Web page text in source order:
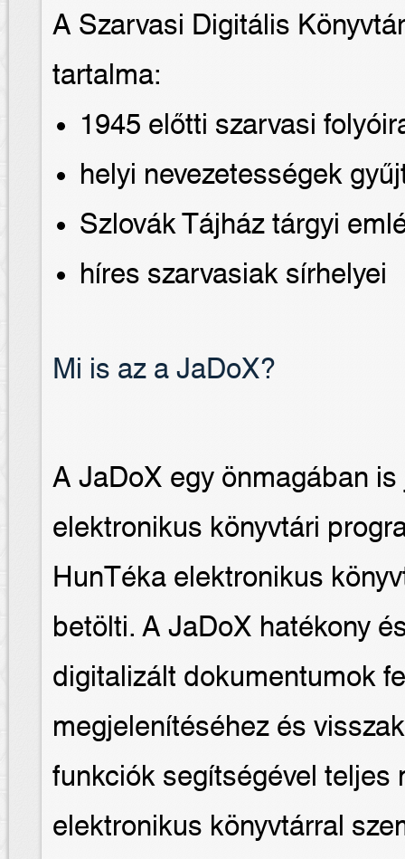
A Szarvasi Digitális
tartalma:
1945 előtti szarvasi
helyi nevezetességek
Szlovák Tájház tárgyi
híres szarvasiak sírhelyei
Mi is az a JaDoX?
A JaDoX egy önmagában
elektronikus könyvtári
HunTéka elektronikus
betölti. A JaDoX hatékony
digitalizált dokumentumok
megjelenítéséhez és
funkciók segítségével
elektronikus könyvtárral